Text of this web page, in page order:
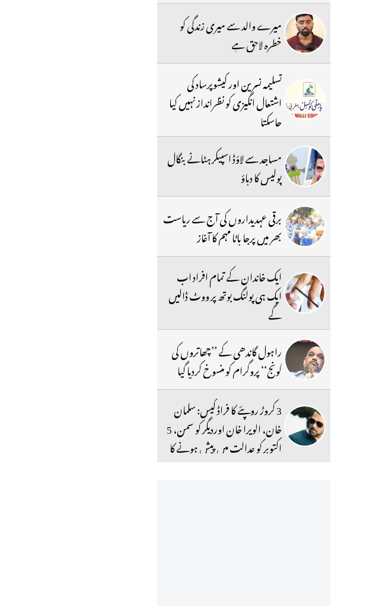
میرے والد سے میری زندگی کو
خطرہ لاحق ہے
تسلیمہ نسرین اور کیشوپرساد کی
اشتعال انگیزی کو نظرانداز نہیں کیا
جاسکتا
مساجد سے لاؤڈ اسپیکر ہٹانے بنگال
پولیس کا دباؤ
برقی عہدیداروں کی آج سے ریاست
بھر میں پرجا باٹا مہم کا آغاز
ایک خاندان کے تمام افراد اب
ایک ہی پولنگ بوتھ پر ووٹ ڈالیں
گے
راہول گاندھی کے ’’چھاتروں کی
گونج‘‘ پروگرام کو منسوخ کردیا گیا
3 کروڑ روپئے کا فراڈ کیس: سلمان
خان، الویرا خان اوردیگر کو سمن، 5
اکتوبر کو عدالت میں پیش ہونے کا